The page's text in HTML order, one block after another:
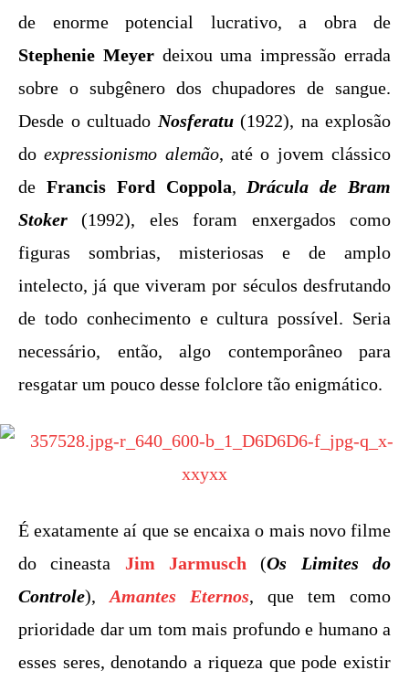
de enorme potencial lucrativo, a obra de
Stephenie Meyerdeixou uma impressão errada
sobre o subgênero dos chupadores de sangue.
Desde o cultuado Nosferatu (1922), na explosão
do expressionismo alemão, até o jovem clássico
de Francis Ford Coppola, Drácula de Bram
Stoker
(1992), eles foram enxergados como
figuras sombrias, misteriosas e de amplo
intelecto, já que viveram por séculos desfrutando
de todo conhecimento e cultura possível. Seria
necessário, então, algo contemporâneo para
resgatar um pouco desse folclore tão enigmático.
É exatamente aí que se encaixa o mais novo filme
do cineasta Jim Jarmusch (Os Limites do
Controle), Amantes Eternos, que tem como
prioridade dar um tom mais profundo e humano a
esses seres, denotando a riqueza que pode existir